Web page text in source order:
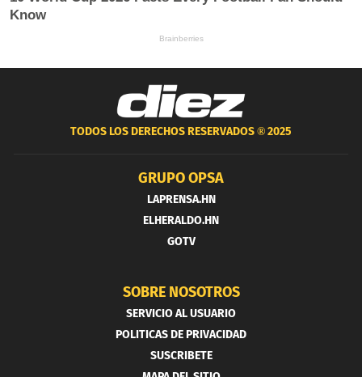
TODOS LOS DERECHOS RESERVADOS ®2025
GRUPO OPSA
LAPRENSA.HN
ELHERALDO.HN
GOTV
SOBRE NOSOTROS
SERVICIO AL USUARIO
POLITICAS DE PRIVACIDAD
SUSCRIBETE